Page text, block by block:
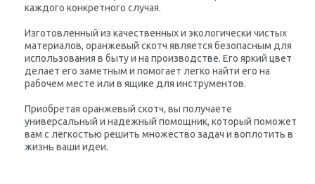
каждого конкретного случая.
Изготовленный из качественных и экологически чистых
материалов, оранжевый скотч является безопасным для
использования в быту и на производстве. Его яркий цвет
делает его заметным и помогает легко найти его на
рабочем месте или в ящике для инструментов.
Приобретая оранжевый скотч, вы получаете
универсальный и надежный помощник, который поможет
вам с легкостью решить множество задач и воплотить в
жизнь ваши идеи.